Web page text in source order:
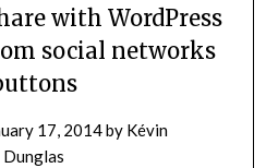
with WordPress
social networks
17, 2014by Kévin
Dunglas